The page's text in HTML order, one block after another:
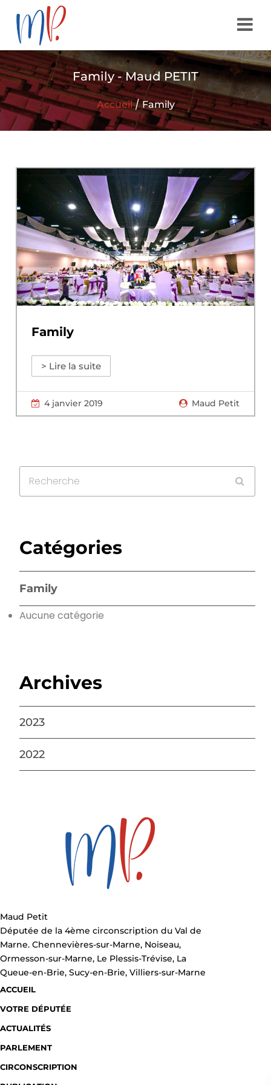
Family - Maud PETIT
Accueil/Family
Family
> Lire la suite
4 janvier 2019 Maud Petit
Catégories
Family
Aucune catégorie
Archives
2023
2022
Maud Petit
Députée de la 4ème circonscription du Val de
Marne. Chennevières-sur-Marne, Noiseau,
Ormesson-sur-Marne, Le Plessis-Trévise, La
Queue-en-Brie, Sucy-en-Brie, Villiers-sur-Marne
ACCUEIL
VOTRE DÉPUTÉE
ACTUALITÉS
PARLEMENT
CIRCONSCRIPTION